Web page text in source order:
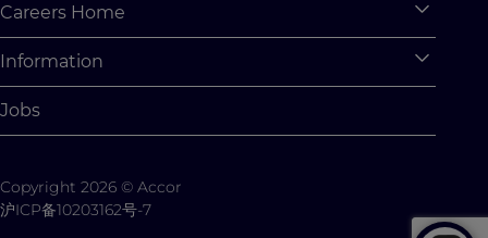
Careers Home
Why Join Accor
Student Opportunities
Student Challenges
Information
Cookie Settings
Contact us
Jobs
Copyright 2026 © Accor
沪ICP备10203162号-7